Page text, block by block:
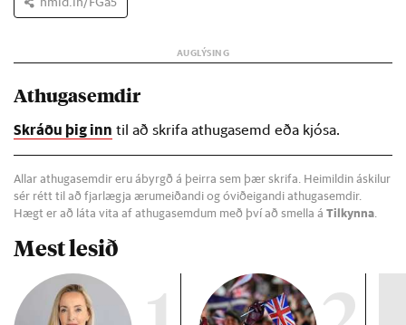
Athugasemdir
Skráðu þig inn til að skrifa athugasemd eða kjósa.
Allar athugasemdir eru ábyrgð á þeirra sem þær skrifa. Heimildin áskilur
sér rétt til að fjarlægja ærumeiðandi og óviðeigandi athugasemdir.
Hægt er að láta vita af athugasemdum með því að smella á Tilkynna
Mest lesið